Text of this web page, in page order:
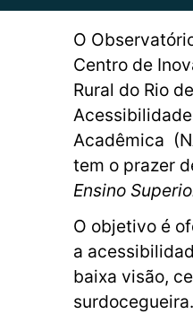
O
Centro de
Rural do Rio
Acadêmica
tem o prazer
Ensino
O objetivo é
a
baixa visão,